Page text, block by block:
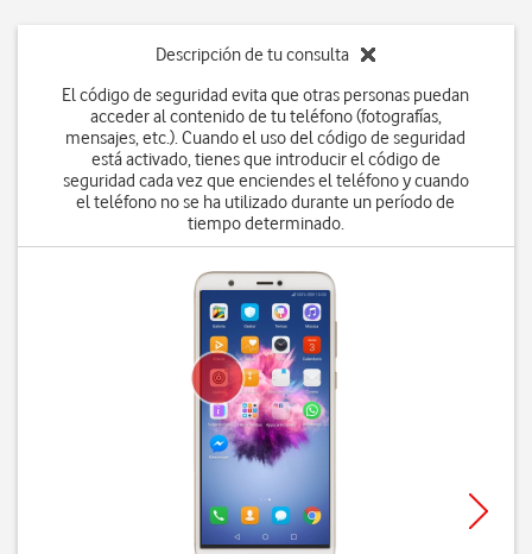
Descripción de tu consulta
El código de seguridad evita que otras personas puedan
acceder al contenido de tu teléfono (fotografías,
mensajes, etc.). Cuando el uso del código de seguridad
está activado, tienes que introducir el código de
seguridad cada vez que enciendes el teléfono y cuando
el teléfono no se ha utilizado durante un período de
tiempo determinado.